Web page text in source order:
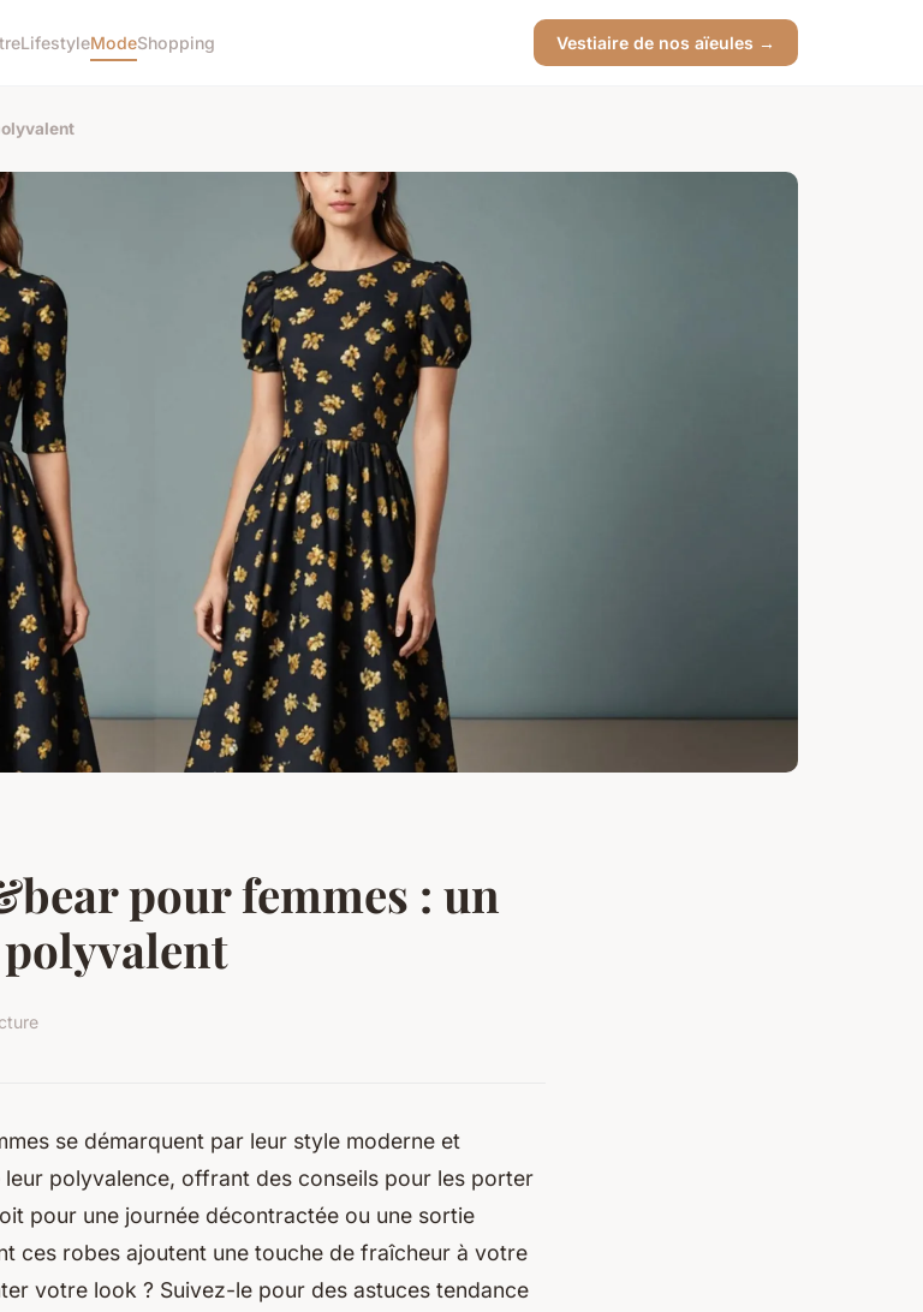
LifestyleModeShopping Vestiaire de nos aïeules →
pour femmes : un
se démarquent par leur style moderne et
polyvalence, offrant des conseils pour les porter
pour une journée décontractée ou une sortie
ces robes ajoutent une touche de fraîcheur à votre
votre look ? Suivez-le pour des astuces tendance